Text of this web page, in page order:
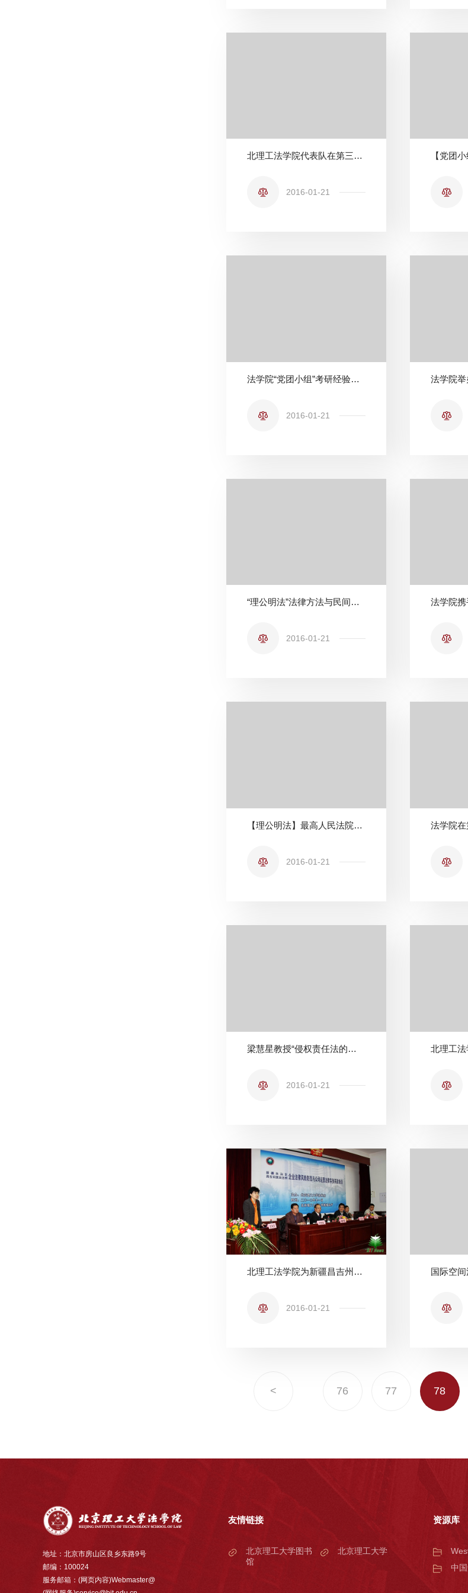
北理工法学院代表队在第三届北京大学生模拟法庭大赛中成功卫冕
2016-01-21
法学院“党团小组”考研经验交流会成功举办
2016-01-21
法学院
“理公明法”法律方法与民间法每周学术论坛之第二期
2016-01-21
【理公明法】最高人民法院江必新副院长来北理工做报告
2016-01-21
梁慧星教授“侵权责任法的的成就与不足”讲座--“21世纪学科前沿”系列学术讲座
2016-01-21
北理工法学院为新疆昌吉州国资委举办法律专题高级研讨班
2016-01-21
< 76 77 78
地址：北京市房山区良乡东路9号
邮编：100024
服务邮箱：(网页内容)Webmaster@
友情链接
北京理工大学图书
馆
北京理工大学
资源库
中